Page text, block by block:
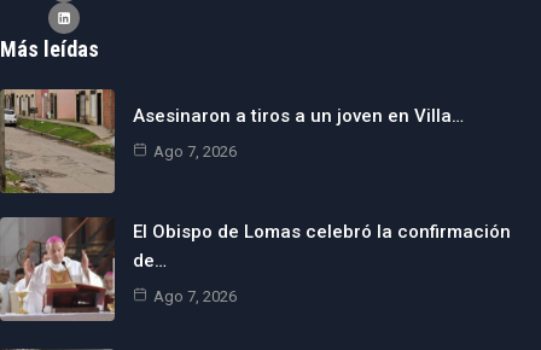
Más leídas
Asesinaron a tiros a un joven en Villa…
Ago 7, 2026
El Obispo de Lomas celebró la confirmación
de…
Ago 7, 2026